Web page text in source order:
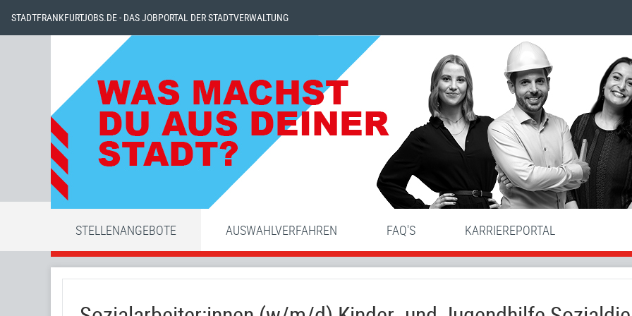
STADTFRANKFURTJOBS.DE - DAS JOBPORTAL DER STADTVERWALTUNG
STELLENANGEBOTE AUSWAHLVERFAHREN FAQ'S KARRIEREPORTAL